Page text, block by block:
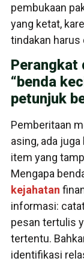
pembukaan
yang ketat,
tindakan harus
Perangkat
“benda
petunjuk
Pemberitaan
asing, ada
item yang
Mengapa
kejahatan
informasi:
pesan tertulis
tertentu.
identifikasi